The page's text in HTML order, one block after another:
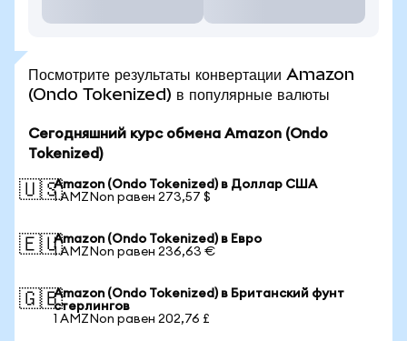
Посмотрите результаты конвертации Amazon
(Ondo Tokenized) в популярные валюты
Сегодняшний курс обмена Amazon (Ondo
Tokenized)
🇺🇸Amazon (Ondo Tokenized) в Доллар США
1 AMZNon равен 273,57 $
🇪🇺Amazon (Ondo Tokenized) в Евро
1 AMZNon равен 236,63 €
🇬🇧Amazon (Ondo Tokenized) в Британский фунт
стерлингов
1 AMZNon равен 202,76 £